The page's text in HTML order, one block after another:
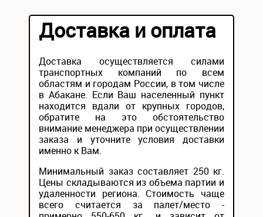
Доставка и оплата
Доставка осуществляется силами
транспортных компаний по всем
областям и городам России, в том числе
в Абакане. Если Ваш населенный пункт
находится вдали от крупных городов,
обратите на это обстоятельство
внимание менеджера при осуществлении
заказа и уточните условия доставки
именно к Вам.
Минимальный заказ составляет 250 кг.
Цены складываются из объема партии и
удаленности региона. Стоимость чаще
всего считается за палет/место -